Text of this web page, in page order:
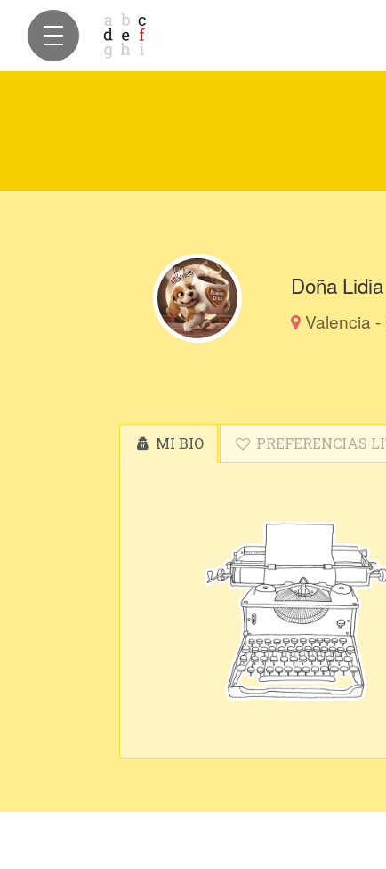
Doña Lidia
Valencia
MI BIO PREFERENCIAS